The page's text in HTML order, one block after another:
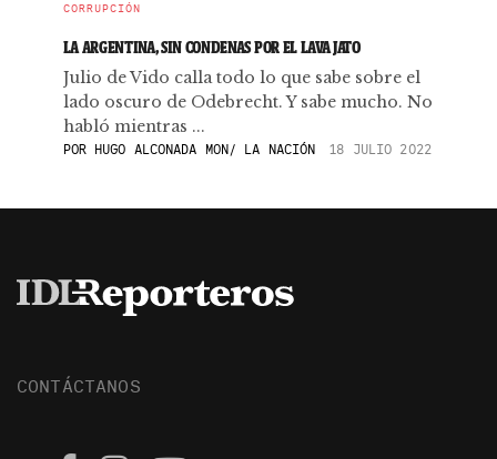
CORRUPCIÓN
LA ARGENTINA, SIN CONDENAS POR EL LAVA JATO
Julio de Vido calla todo lo que sabe sobre el
lado oscuro de Odebrecht. Y sabe mucho. No
habló mientras ...
PORHUGO ALCONADA MON/ LA NACIÓN 18 JULIO 2022
CONTÁCTANOS